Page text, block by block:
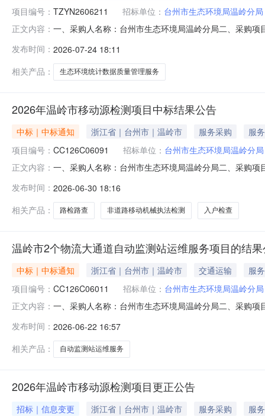
项目编号： TZYN2606211 招标单位： 台州市生态环境局温岭分局
正文内容： 一、采购人名称：台州市生态环境局温岭分局二、采购
管理服务采购台州市环境科学设计研究院有限公司浙江
管理有限
发布时间： 2026-07-24 18:11
相关产品：
生态环境统计数据质量管理服务
2026年温岭市移动源检测项目中标结果公告
中标｜中标通知 浙江省｜台州市｜温岭市 服务采购
服务
项目编号： CC126C06091 招标单位： 台州市生态环境局温岭分局
正文内容： 一、采购人名称：台州市生态环境局温岭分局二、采购
高桥镇文化路48号非道路移动机械执法检测223元/辆路
189696
发布时间： 2026-06-30 18:16
相关产品：
路检路查 非道路移动机械执法检测 入户检查
温岭市2个物流大通道自动监测站运维服务项目的结
中标｜中标通知 浙江省｜台州市｜温岭市 交通运输
服务
项目编号： CC126C06011 招标单位： 台州市生态环境局温岭分局
正文内容： 一、采购人名称：台州市生态环境局温岭分局二、采购
环科环保设备运营维护有限公司台州市椒江区白云街道
小庆联系电话：137
发布时间： 2026-06-22 16:57
相关产品：
自动监测站运维服务
2026年温岭市移动源检测项目更正公告
招标｜信息变更 浙江省｜台州市｜温岭市 服务采购
服务